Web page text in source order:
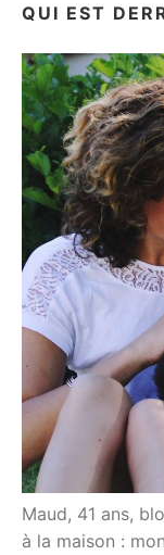
QUI EST
Maud, 41 ans,
à la maison :